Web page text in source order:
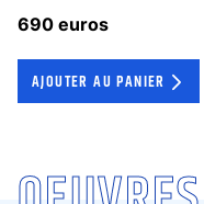
690 euros
AJOUTER AU PANIER